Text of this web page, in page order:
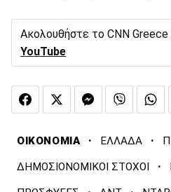
Ακολουθήστε το CNN
YouTube
ΟΙΚΟΝΟΜΙΑ · ΕΛΛΑΔΑ ·
ΔΗΜΟΣΙΟΝΟΜΙΚΟΙ ΣΤΟΧΟΙ ·